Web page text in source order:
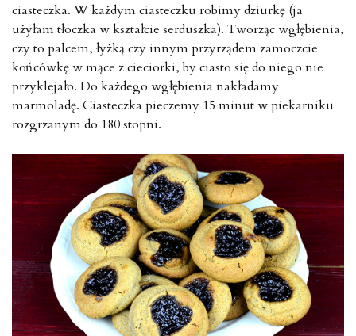
ciasteczka. W każdym ciasteczku robimy dziurkę (ja
użyłam tłoczka w kształcie serduszka). Tworząc wgłębienia,
czy to palcem, łyżką czy innym przyrządem zamoczcie
końcówkę w mące z cieciorki, by ciasto się do niego nie
przyklejało. Do każdego wgłębienia nakładamy
marmoladę. Ciasteczka pieczemy 15 minut w piekarniku
rozgrzanym do 180 stopni.